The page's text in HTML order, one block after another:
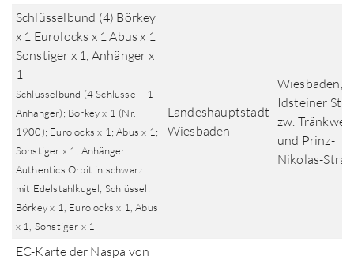
Schlüsselbund (4) Börkey
x 1 Eurolocks x 1 Abus x 1
Sonstiger x 1, Anhänger x
1
Schlüsselbund (4 Schlüssel - 1
Anhänger); Börkey x 1 (Nr.
1900); Eurolocks x 1; Abus x 1;
Sonstiger x 1; Anhänger:
Authentics Orbit in schwarz
mit Edelstahlkugel; Schlüssel:
Börkey x 1, Eurolocks x 1, Abus
x 1, Sonstiger x 1
Landeshauptstadt
Wiesbaden
Wiesbaden,
Idsteiner
zw. Tränkweg
und Prinz-
Nikolas-
EC-Karte der Naspa von